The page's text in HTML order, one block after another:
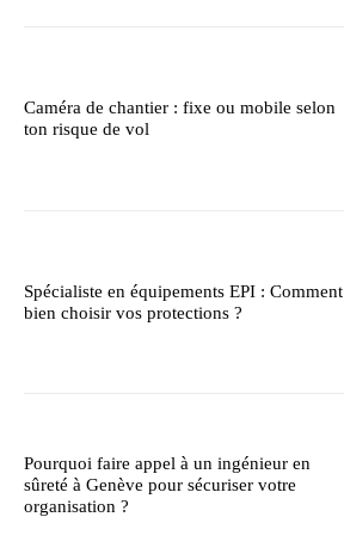
Caméra de chantier : fixe ou mobile selon
ton risque de vol
Spécialiste en équipements EPI : Comment
bien choisir vos protections ?
Pourquoi faire appel à un ingénieur en
sûreté à Genève pour sécuriser votre
organisation ?